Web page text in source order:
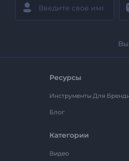
Вы
Ресурсы
Инструменты Для
Блог
Категории
Видео